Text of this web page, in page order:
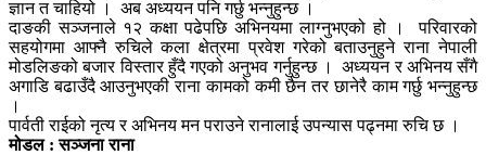
ज्ञान त चाहियो । अब अध्ययन पनि गर्छु भन्नुहुन्छ ।
दाङकी सञ्जनाले १२ कक्षा पढेपछि अभिनयमा लाग्नुभएको हो । परिवारको
सहयोगमा आफ्नै रुचिले कला क्षेत्रमा प्रवेश गरेको बताउनुहुने राना नेपाली
मोडलिङको बजार विस्तार हुँदै गएको अनुभव गर्नुहुन्छ । अध्ययन र अभिनय सँगै
अगाडि बढाउँदै आउनुभएकी राना कामको कमी छैन तर छानेरै काम गर्छु भन्नुहुन्छ
।
पार्वती राईको नृत्य र अभिनय मन पराउने रानालाई उपन्यास पढ्नमा रुचि छ ।
मोडल : सञ्जना राना